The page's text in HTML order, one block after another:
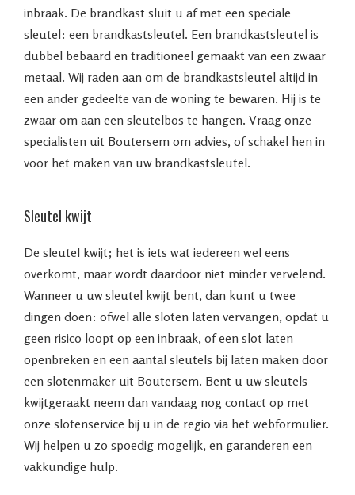
inbraak. De brandkast sluit u af met een speciale
sleutel: een brandkastsleutel. Een brandkastsleutel is
dubbel bebaard en traditioneel gemaakt van een zwaar
metaal. Wij raden aan om de brandkastsleutel altijd in
een ander gedeelte van de woning te bewaren. Hij is te
zwaar om aan een sleutelbos te hangen. Vraag onze
specialisten uit Boutersem om advies, of schakel hen in
voor het maken van uw brandkastsleutel.
Sleutel kwijt
De sleutel kwijt; het is iets wat iedereen wel eens
overkomt, maar wordt daardoor niet minder vervelend.
Wanneer u uw sleutel kwijt bent, dan kunt u twee
dingen doen: ofwel alle sloten laten vervangen, opdat u
geen risico loopt op een inbraak, of een slot laten
openbreken en een aantal sleutels bij laten maken door
een slotenmaker uit Boutersem. Bent u uw sleutels
kwijtgeraakt neem dan vandaag nog contact op met
onze slotenservice bij u in de regio via het webformulier.
Wij helpen u zo spoedig mogelijk, en garanderen een
vakkundige hulp.